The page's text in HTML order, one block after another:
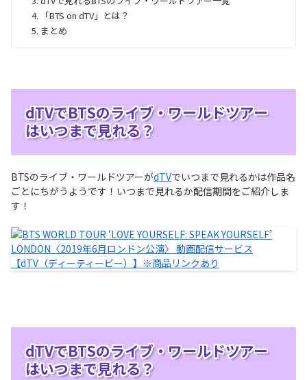
「BTS on dTV」とは？
まとめ
dTVでBTSのライブ・ワールドツアー
はいつまで見れる？
BTSのライブ・ワールドツアーがdTVでいつまで見れるかは作品名
ごとにちがうようです！いつまで見れるか配信期間をご紹介しま
す！
dTVでBTSのライブ・ワールドツアー
はいつまで見れる？